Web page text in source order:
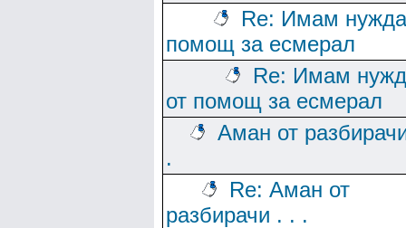
Re: Имам
помощ за есмерал
Re: Имам
от помощ за есмерал
Аман от
.
Re: Аман от
разбирачи . . .